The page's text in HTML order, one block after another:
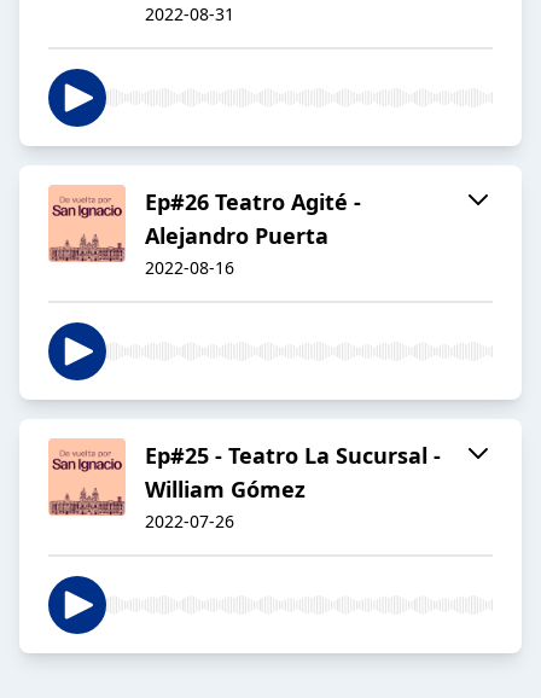
2022-08-31
Ep#26 Teatro Agité -
Alejandro Puerta
2022-08-16
Ep#25 - Teatro La Sucursal -
William Gómez
2022-07-26